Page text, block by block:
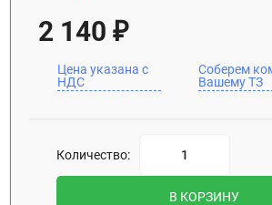
2 140 ₽
Цена указана с
НДС
Соберем
Вашему ТЗ
Количество:
В КОРЗИНУ